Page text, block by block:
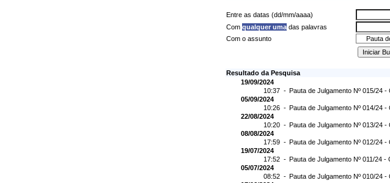
Entre as datas (dd/mm/aaaa)
Com qualquer uma das palavras
Com o assunto
Resultado da Pesquisa
19/09/2024
10:37 - Pauta de Julgamento Nº 015/24 -
05/09/2024
10:26 - Pauta de Julgamento Nº 014/24 -
22/08/2024
10:20 - Pauta de Julgamento Nº 013/24
08/08/2024
17:59 - Pauta de Julgamento Nº 012/24
19/07/2024
17:52 - Pauta de Julgamento Nº 011/24 -
05/07/2024
08:52 - Pauta de Julgamento Nº 010/24